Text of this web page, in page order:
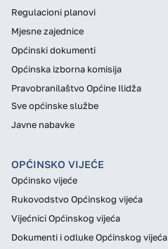
Regulacioni planovi
Mjesne zajednice
Općinski dokumenti
Općinska izborna komisija
Pravobranilaštvo Općine Ilidža
Sve općinske službe
Javne nabavke
OPĆINSKO VIJEĆE
Općinsko vijeće
Rukovodstvo Općinskog vijeća
Vijećnici Općinskog vijeća
Dokumenti i odluke Općinskog vijeća